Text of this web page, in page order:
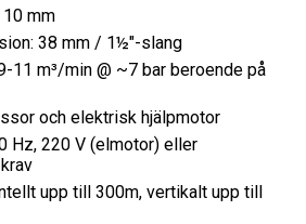
mm
38 mm / 1½"-slang
11 m³/min @ ~7 bar beroende på
och elektrisk hjälpmotor
Hz, 220 V (elmotor) eller
upp till 300m, vertikalt upp till